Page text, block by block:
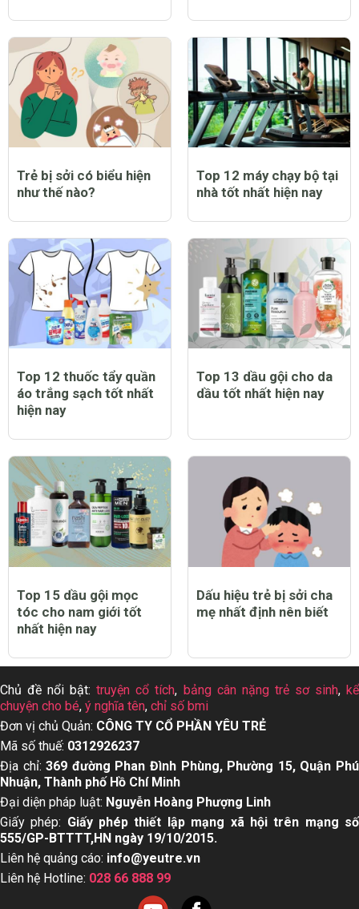
Trẻ bị sởi có biểu hiện
như thế nào?
Top 12 máy chạy bộ tại
nhà tốt nhất hiện nay
Top 12 thuốc tẩy quần
áo trắng sạch tốt nhất
hiện nay
Top 13 dầu gội cho da
dầu tốt nhất hiện nay
Top 15 dầu gội mọc
tóc cho nam giới tốt
nhất hiện nay
Dấu hiệu trẻ bị sởi cha
mẹ nhất định nên biết
Chủ đề nổi bật:truyện cổ tích, bảng cân nặng trẻ sơ sinh,kể
chuyện cho bé, ý nghĩa tên, chỉ số bmi
Đơn vị chủ Quản: CÔNG TY CỔ PHẦN YÊU TRẺ
Mã số thuế: 0312926237
Địa chỉ:369 đường Phan Đình Phùng, Phường 15, Quận Phú
Nhuận, Thành phố Hồ Chí Minh
Đại diện pháp luật: Nguyễn Hoàng Phượng Linh
Giấy phép: Giấy phép thiết lập mạng xã hội trên mạng số
555/GP-BTTTT,HN ngày 19/10/2015.
Liên hệ quảng cáo: info@yeutre.vn
Liên hệ Hotline: 028 66 888 99